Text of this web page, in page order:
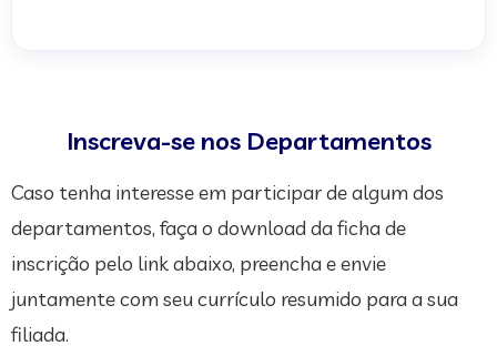
Inscreva-se nos Departamentos
Caso tenha interesse em participar de algum dos
departamentos, faça o download da ficha de
inscrição pelo link abaixo, preencha e envie
juntamente com seu currículo resumido para a sua
filiada.